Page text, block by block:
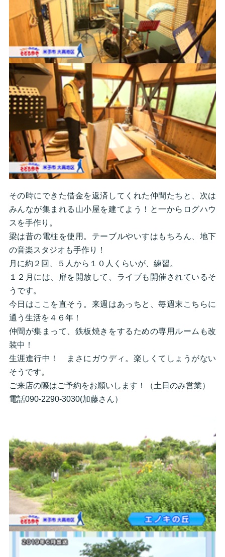
その時にできた借金を返済してくれた仲間たちと、次は
みんなが集まれる山小屋を建てよう！と一からログハウ
スを手作り。
梁は昔の電柱を使用。テーブルやいすはもちろん、地下
の音楽スタジオも手作り！
月に約２回、５人から１０人くらいが、練習。
１２月には、扉を開放して、ライブも開催されているそ
うです。
今日はここを直そう。来週はあっちと、毎週末こちらに
通う生活を４６年！
仲間が集まって、鉄板焼きをするための専用ルームも改
装中！
生涯進行中！ まさにガウディ。楽しくてしょうがない
そうです。
ご来店の際はご予約をお願いします！（土日のみ営業）
電話090-2290-3030(加藤さん）